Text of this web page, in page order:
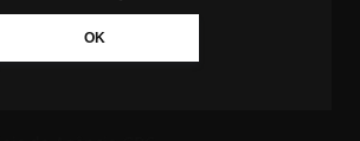
OK
notícia. Todos os direitos reservados.
A AGÊNCIA GBC